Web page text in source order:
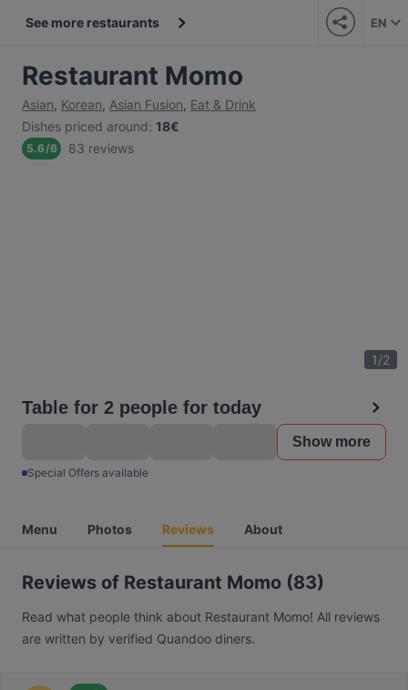
See more restaurants EN
Restaurant Momo
Asian, Korean, Asian Fusion, Eat & Drink
Dishes priced around: 18€
5.6/6 83 reviews
1/2
Table for 2 people for today
Show more
Special Offers available
Menu Photos Reviews About
Reviews of Restaurant Momo (83)
Read what people think about Restaurant Momo! All reviews
are written by verified Quandoo diners.